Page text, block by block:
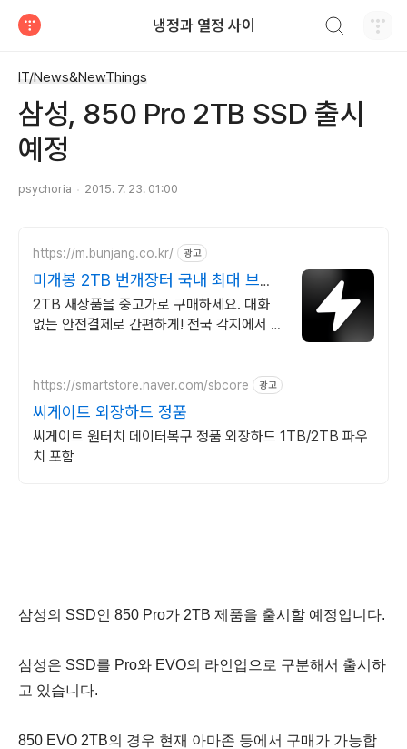
냉정과 열정 사이
IT/News&NewThings
삼성, 850 Pro 2TB SSD 출시
예정
psychoria 2015. 7. 23. 01:00
https://m.bunjang.co.kr/ 광고
미개봉 2TB 번개장터 국내 최대 브랜
드 중고거래
2TB 새상품을 중고가로 구매하세요. 대화
없는 안전결제로 간편하게! 전국 각지에서 올
https://smartstore.naver.com/sbcore 광고
씨게이트 외장하드 정품
씨게이트 원터치 데이터복구 정품 외장하드 1TB/2TB 파우
치 포함
삼성의 SSD인 850 Pro가 2TB 제품을 출시할 예정입니다.
삼성은 SSD를 Pro와 EVO의 라인업으로 구분해서 출시하
고 있습니다.
850 EVO 2TB의 경우 현재 아마존 등에서 구매가 가능합